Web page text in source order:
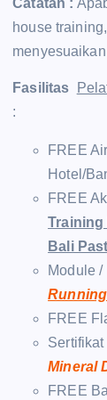
Catatan :
house
Fasilitas
:
FREE
Hotel/
FREE
Training
Bali
Module
Running
FREE
Sertifikat
Mineral
FREE